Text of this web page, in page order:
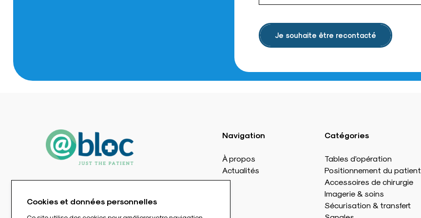
Je souhaite être recontacté
Navigation
À propos
Actualités
Catégories
Tables d’opération
Positionnement du patient
Accessoires de chirurgie
Imagerie & soins
Sécurisation & transfert
Cookies et données personnelles